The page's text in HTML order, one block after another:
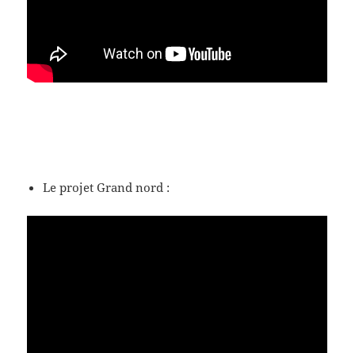
Le projet Grand nord :